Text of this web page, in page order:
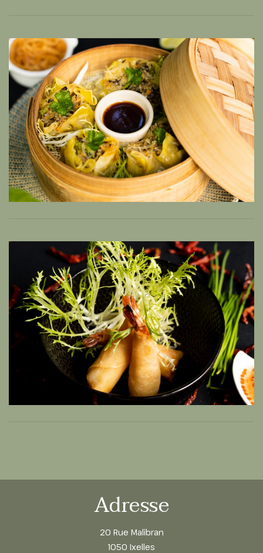
Adresse
20 Rue Malibran
1050 Ixelles